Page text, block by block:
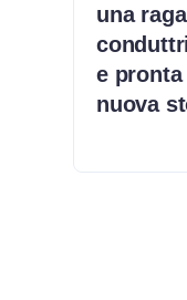
una
e
nuova